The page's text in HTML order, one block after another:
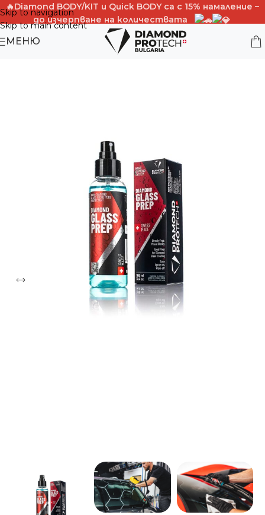
Skip to navigation
Skip to main content
🔥Diamond BODY/KIT и Quick BОDY са с 15% намаление –
до изчерпване на количествата
PROMO CODE -BODY15%OFF
МЕНЮ